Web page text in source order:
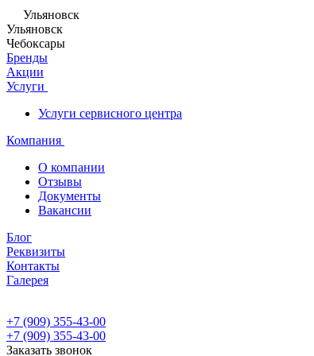
Ульяновск
Ульяновск
Чебоксары
Бренды
Акции
Услуги
Услуги сервисного центра
Компания
О компании
Отзывы
Документы
Вакансии
Блог
Реквизиты
Контакты
Галерея
+7 (909) 355-43-00
+7 (909) 355-43-00
Заказать звонок